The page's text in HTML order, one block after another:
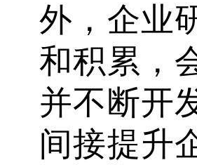
外，企业
和积累，
并不断开
间接提升